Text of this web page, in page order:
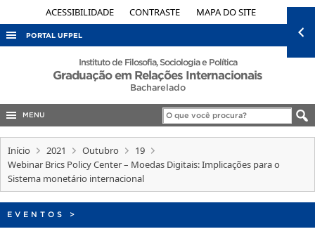
ACESSIBILIDADE CONTRASTE MAPA DO SITE
PORTAL UFPEL
ACESSO À INFORMAÇÃO
EDITAIS
INTERNACIONAL
OUVIDORIA
PORTARIAS
Instituto de Filosofia, Sociologia e Política
Graduação em Relações Internacionais
Bacharelado
MENU
Início 2021 Outubro
19
Webinar Brics Policy Center – Moedas Digitais: Implicações para o
Sistema monetário internacional
EVENTOS >